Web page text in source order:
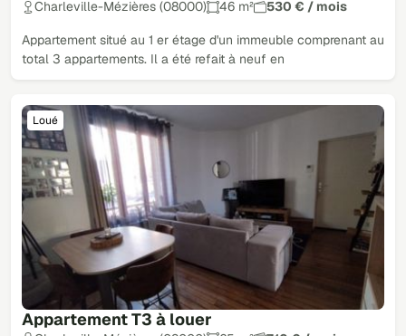
Charleville-Mézières (08000) 46 m² 530 € / mois
Appartement situé au 1 er étage d'un immeuble comprenant au
total 3 appartements. Il a été refait à neuf en
Appartement T3 à louer
Loué